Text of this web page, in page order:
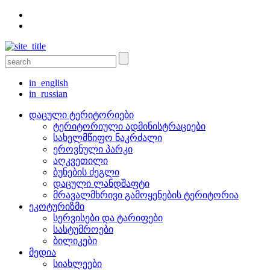
in_english
in_russian
დაცული ტერიტორიები
ტერიტორიული ადმინისტრაციები
სახელმწიფო ნაკრძალი
ეროვნული პარკი
აღკვეთილი
ბუნების ძეგლი
დაცული ლანდშაფტი
მრავალმხრივი გამოყენების ტერიტორია
ეკოტურიზმი
სერვისები და ტარიფები
სასტუმროები
ბილიკები
მედია
სიახლეები